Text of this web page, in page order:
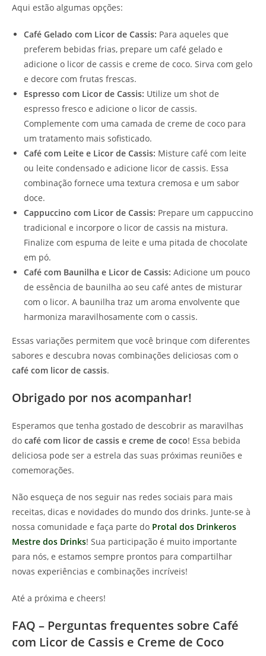
Aqui estão algumas opções:
Café Gelado com Licor de Cassis: Para aqueles que
preferem bebidas frias, prepare um café gelado e
adicione o licor de cassis e creme de coco. Sirva com gelo
e decore com frutas frescas.
Espresso com Licor de Cassis: Utilize um shot de
espresso fresco e adicione o licor de cassis.
Complemente com uma camada de creme de coco para
um tratamento mais sofisticado.
Café com Leite e Licor de Cassis: Misture café com leite
ou leite condensado e adicione licor de cassis. Essa
combinação fornece uma textura cremosa e um sabor
doce.
Cappuccino com Licor de Cassis: Prepare um cappuccino
tradicional e incorpore o licor de cassis na mistura.
Finalize com espuma de leite e uma pitada de chocolate
em pó.
Café com Baunilha e Licor de Cassis: Adicione um pouco
de essência de baunilha ao seu café antes de misturar
com o licor. A baunilha traz um aroma envolvente que
harmoniza maravilhosamente com o cassis.
Essas variações permitem que você brinque com diferentes
sabores e descubra novas combinações deliciosas com o
café com licor de cassis.
Obrigado por nos acompanhar!
Esperamos que tenha gostado de descobrir as maravilhas
do café com licor de cassis e creme de coco! Essa bebida
deliciosa pode ser a estrela das suas próximas reuniões e
comemorações.
Não esqueça de nos seguir nas redes sociais para mais
receitas, dicas e novidades do mundo dos drinks. Junte-se à
nossa comunidade e faça parte do Protal dos Drinkeros
Mestre dos Drinks! Sua participação é muito importante
para nós, e estamos sempre prontos para compartilhar
novas experiências e combinações incríveis!
Até a próxima e cheers!
FAQ – Perguntas frequentes sobre Café
com Licor de Cassis e Creme de Coco